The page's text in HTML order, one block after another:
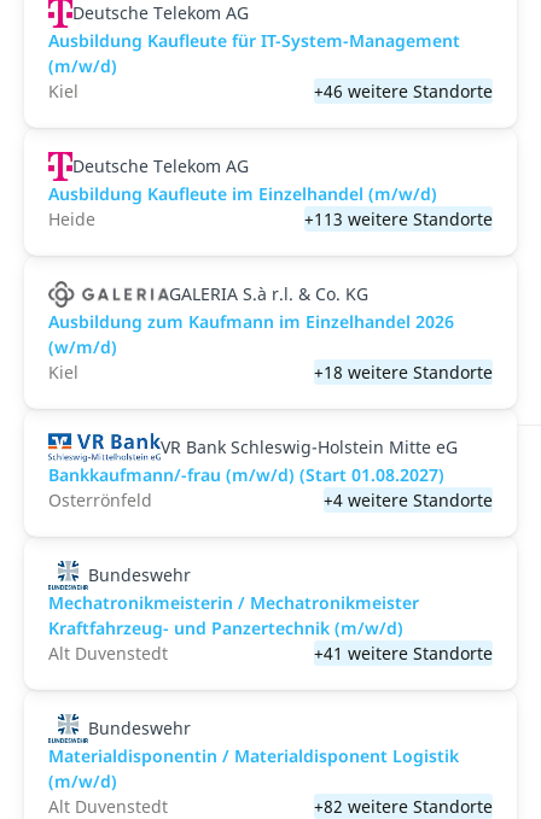
Deutsche Telekom AG
Ausbildung Kaufleute für IT-System-Management
(m/w/d)
Kiel
+46 weitere Standorte
Deutsche Telekom AG
Ausbildung Kaufleute im Einzelhandel (m/w/d)
Heide
+113 weitere Standorte
GALERIA S.à r.l. & Co. KG
Ausbildung zum Kaufmann im Einzelhandel 2026
(w/m/d)
Kiel
+18 weitere Standorte
VR Bank Schleswig-Holstein Mitte eG
Bankkaufmann/-frau (m/w/d) (Start 01.08.2027)
Osterrönfeld
+4 weitere Standorte
Bundeswehr
Mechatronikmeisterin / Mechatronikmeister
Kraftfahrzeug- und Panzertechnik (m/w/d)
Alt Duvenstedt
+41 weitere Standorte
Bundeswehr
Materialdisponentin / Materialdisponent Logistik
(m/w/d)
Alt Duvenstedt
+82 weitere Standorte